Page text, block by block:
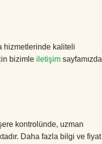
hizmetlerinde kaliteli
bizimle iletişim
kontrolünde, uzman
Daha fazla bilgi ve fiyat